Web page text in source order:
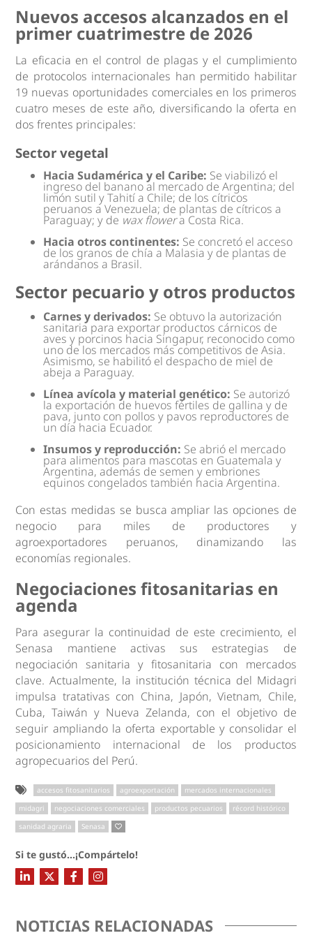
Nuevos accesos alcanzados en el
primer cuatrimestre de 2026
La eficacia en el control de plagas y el cumplimiento
de protocolos internacionales han permitido habilitar
19 nuevas oportunidades comerciales en los primeros
cuatro meses de este año, diversificando la oferta en
dos frentes principales:
Sector vegetal
Hacia Sudamérica y el Caribe: Se viabilizó el
ingreso del banano al mercado de Argentina; del
limón sutil y Tahití a Chile; de los cítricos
peruanos a Venezuela; de plantas de cítricos a
Paraguay; y de wax flowera Costa Rica.
Hacia otros continentes: Se concretó el acceso
de los granos de chía a Malasia y de plantas de
arándanos a Brasil.
Sector pecuario y otros productos
Carnes y derivados: Se obtuvo la autorización
sanitaria para exportar productos cárnicos de
aves y porcinos hacia Singapur, reconocido como
uno de los mercados más competitivos de Asia.
Asimismo, se habilitó el despacho de miel de
abeja a Paraguay.
Línea avícola y material genético: Se autorizó
la exportación de huevos fértiles de gallina y de
pava, junto con pollos y pavos reproductores de
un día hacia Ecuador.
Insumos y reproducción: Se abrió el mercado
para alimentos para mascotas en Guatemala y
Argentina, además de semen y embriones
equinos congelados también hacia Argentina.
Con estas medidas se busca ampliar las opciones de
negocio para miles de productores y
agroexportadores peruanos, dinamizando las
economías regionales.
Negociaciones fitosanitarias en
agenda
Para asegurar la continuidad de este crecimiento, el
Senasa mantiene activas sus estrategias de
negociación sanitaria y fitosanitaria con mercados
clave. Actualmente, la institución técnica del Midagri
impulsa tratativas con China, Japón, Vietnam, Chile,
Cuba, Taiwán y Nueva Zelanda, con el objetivo de
seguir ampliando la oferta exportable y consolidar el
posicionamiento internacional de los productos
agropecuarios del Perú.
accesos fitosanitarios agroexportación
mercados internacionales
midagri
negociaciones comerciales productos pecuarios
récord histórico
sanidad agraria
Senasa
Si te gustó...¡Compártelo!
NOTICIAS RELACIONADAS